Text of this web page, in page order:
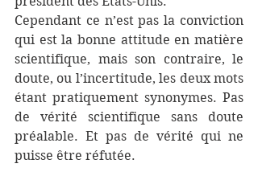
Cependant ce n’est pas la conviction
qui est la bonne attitude en matière
scientifique, mais son contraire, le
doute, ou l’incertitude, les deux mots
étant pratiquement synonymes. Pas
de vérité scientifique sans doute
préalable. Et pas de vérité qui ne
puisse être réfutée.